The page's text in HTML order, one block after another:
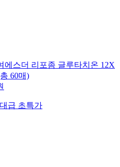
에스더 리포좀 글루타치온 12X
60매)
급 초특가